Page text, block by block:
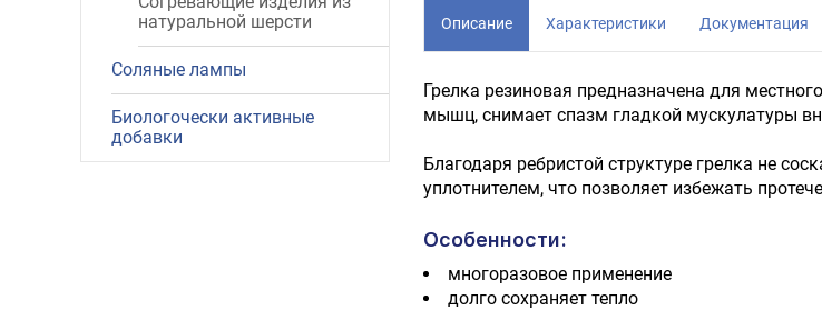
натуральной шерсти
Соляные лампы
Биологочески активные
добавки
Описание Характеристики Документация
Грелка резиновая предназначена для
мышц, снимает спазм гладкой мускулатуры
Благодаря ребристой структуре грелка не
уплотнителем, что позволяет избежать
Особенности:
многоразовое применение
долго сохраняет тепло